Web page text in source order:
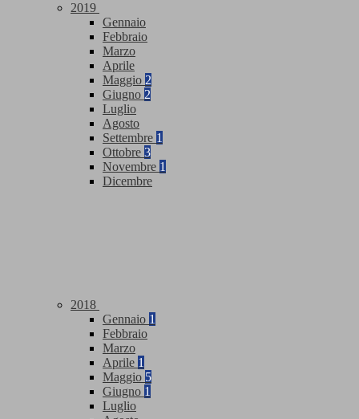
2019
Gennaio
Febbraio
Marzo
Aprile
Maggio 2
Giugno 2
Luglio
Agosto
Settembre 1
Ottobre 3
Novembre 1
Dicembre
2018
Gennaio 1
Febbraio
Marzo
Aprile 1
Maggio 5
Giugno 1
Luglio